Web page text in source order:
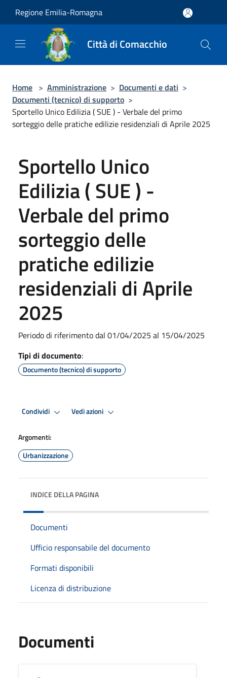
Regione Emilia-Romagna
Città di Comacchio
Home > Amministrazione > Documenti e dati >
Documenti (tecnico) di supporto >
Sportello Unico Edilizia ( SUE ) - Verbale del primo
sorteggio delle pratiche edilizie residenziali di Aprile 2025
Sportello Unico
Edilizia ( SUE ) -
Verbale del primo
sorteggio delle
pratiche edilizie
residenziali di Aprile
2025
Periodo di riferimento dal 01/04/2025 al 15/04/2025
Tipi di documento:
Documento (tecnico) di supporto
Condividi Vedi azioni
Argomenti:
Urbanizzazione
INDICE DELLA PAGINA
Documenti
Ufficio responsabile del documento
Formati disponibili
Licenza di distribuzione
Documenti